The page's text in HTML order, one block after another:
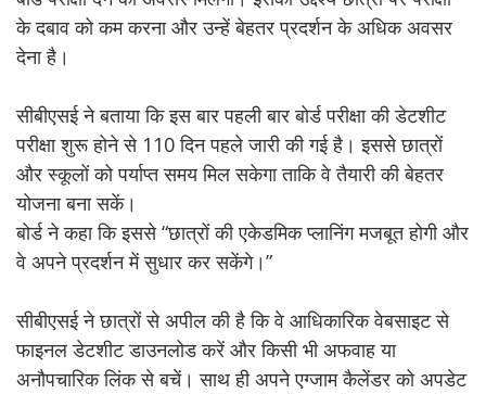
के दबाव को कम करना और उन्हें बेहतर प्रदर्शन के अधिक अवसर
देना है।
सीबीएसई ने बताया कि इस बार पहली बार बोर्ड परीक्षा की डेटशीट
परीक्षा शुरू होने से 110 दिन पहले जारी की गई है। इससे छात्रों
और स्कूलों को पर्याप्त समय मिल सकेगा ताकि वे तैयारी की बेहतर
योजना बना सकें।
बोर्ड ने कहा कि इससे “छात्रों की एकेडमिक प्लानिंग मजबूत होगी और
वे अपने प्रदर्शन में सुधार कर सकेंगे।”
सीबीएसई ने छात्रों से अपील की है कि वे आधिकारिक वेबसाइट से
फाइनल डेटशीट डाउनलोड करें और किसी भी अफवाह या
अनौपचारिक लिंक से बचें। साथ ही अपने एग्जाम कैलेंडर को अपडेट